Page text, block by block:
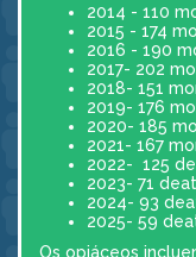
2014 - 110
2015 - 174
2016 - 190
2017- 202
2018- 151
2019- 176
2020- 185
2021- 167
2022- 125
2023- 71
2024- 93
2025- 59
Os opiáceos